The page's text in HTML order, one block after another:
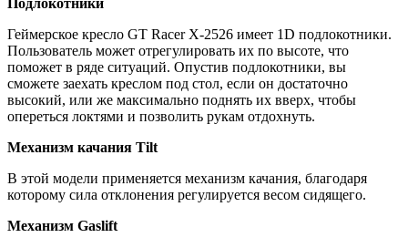
Подлокотники
Геймерское кресло GT Racer X-2526 имеет 1D подлокотники.
Пользователь может отрегулировать их по высоте, что
поможет в ряде ситуаций. Опустив подлокотники, вы
сможете заехать креслом под стол, если он достаточно
высокий, или же максимально поднять их вверх, чтобы
опереться локтями и позволить рукам отдохнуть.
Механизм качания Tilt
В этой модели применяется механизм качания, благодаря
которому сила отклонения регулируется весом сидящего.
Механизм Gaslift